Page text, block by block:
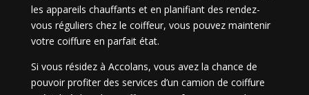
les appareils chauffants et en planifiant des rendez-
vous réguliers chez le coiffeur, vous pouvez maintenir
votre coiffure en parfait état.
Si vous résidez à Accolans, vous avez la chance de
pouvoir profiter des services d’un camion de coiffure